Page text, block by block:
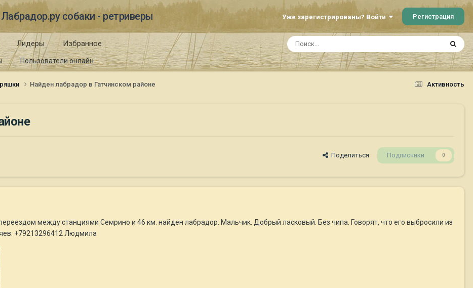
Лабрадор.ру собаки - ретриверы Уже зарегистрированы? Войти Регистрация
Пользователи онлайн
Лидеры Избранное
Активность
Найден лабрадор в Гатчинском районе
Поделиться Подписчики 0
между станциями Семрино и 46 км. найден лабрадор. Мальчик. Добрый ласковый. Без чипа. Говорят, что его выбросили из
+79213296412 Людмила